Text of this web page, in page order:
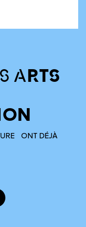
ARTS
ONT DÉJÀ